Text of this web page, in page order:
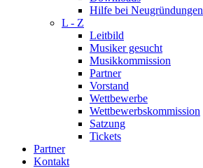
Hilfe bei Neugründungen
L - Z
Leitbild
Musiker gesucht
Musikkommission
Partner
Vorstand
Wettbewerbe
Wettbewerbskommission
Satzung
Tickets
Partner
Kontakt